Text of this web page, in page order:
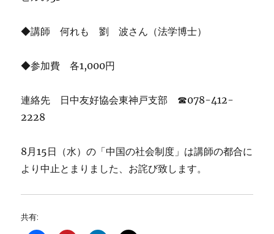
◆講師 何れも 劉 波さん（法学博士）
◆参加費 各1,000円
連絡先 日中友好協会東神戸支部 ☎078-412-
2228
8月15日（水）の「中国の社会制度」は講師の都合に
より中止とまりました、お詫び致します。
共有: